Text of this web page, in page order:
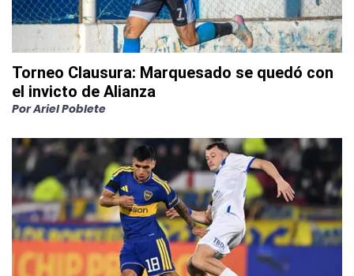
Torneo Clausura: Marquesado se quedó con
el invicto de Alianza
PorAriel Poblete